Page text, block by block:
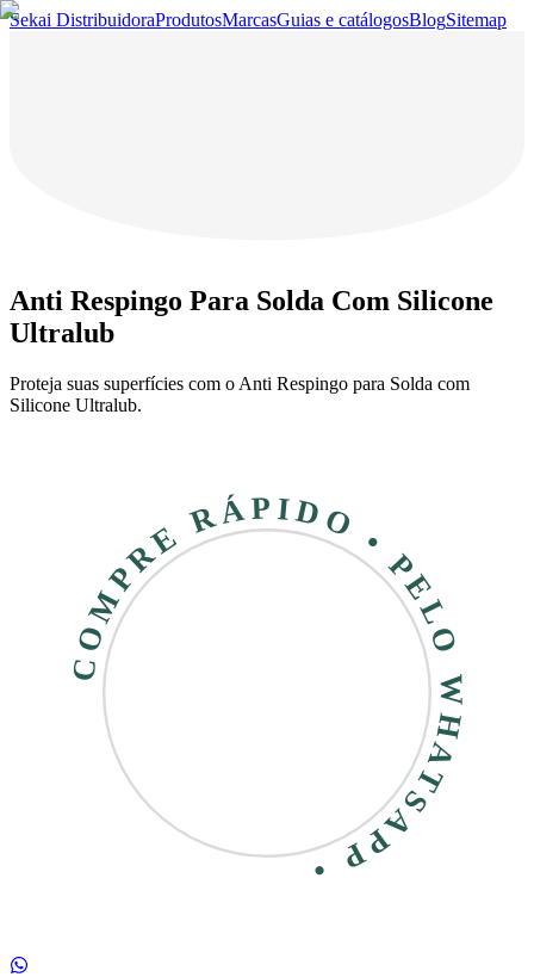
Sekai DistribuidoraProdutosMarcasGuias e catálogosBlogSitemap
Anti Respingo Para Solda Com Silicone
Ultralub
Proteja suas superfícies com o Anti Respingo para Solda com
Silicone Ultralub.
COMPRE RÁPIDO • PELO WHATSAPP •